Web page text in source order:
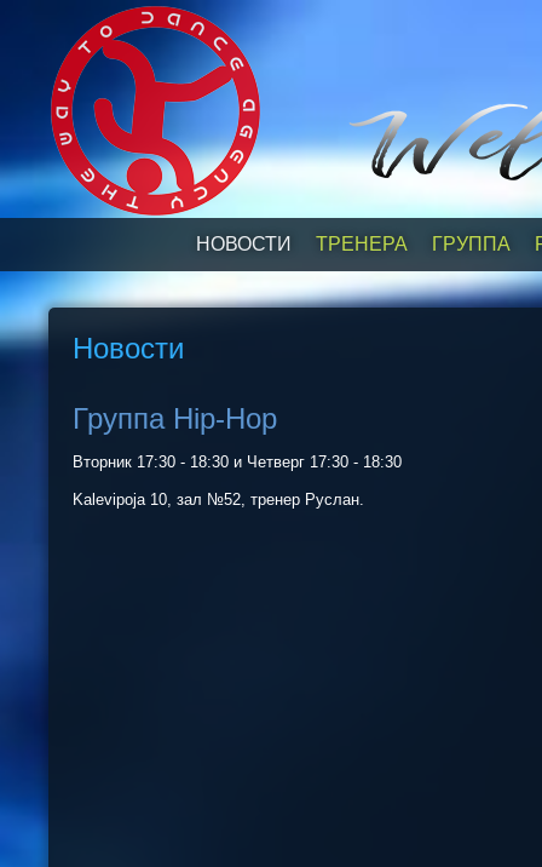
НОВОСТИ ТРЕНЕРА ГРУППА
Новости
Группа Hip-Hop
Вторник 17:30 - 18:30 и Четверг 17:30 - 18:30
Kalevipoja 10, зал №52, тренер Руслан.